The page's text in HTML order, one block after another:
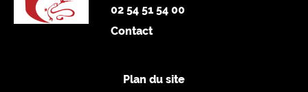
Devenez sapeur-pompier volontaire
02 54 51 54 00
Contact
Plan du site